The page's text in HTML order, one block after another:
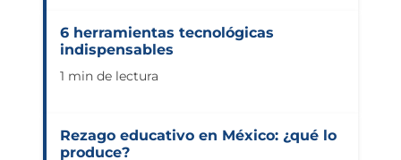
6 herramientas tecnológicas
indispensables
1 min de lectura
Rezago educativo en México: ¿qué lo
produce?